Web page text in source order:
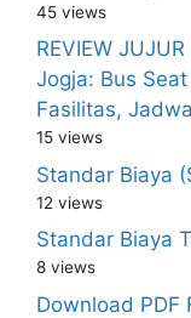
45 views
REVIEW
Jogja: Bus
Fasilitas,
15 views
Standar Biaya
12 views
Standar Biaya
8 views
Download PDF